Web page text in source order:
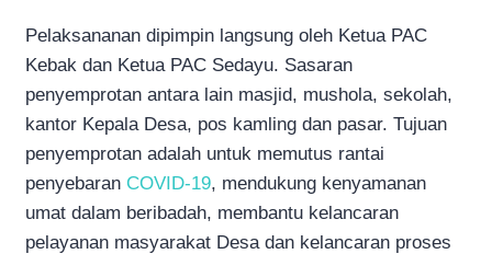
Pelaksananan dipimpin langsung oleh Ketua PAC
Kebak dan Ketua PAC Sedayu. Sasaran
penyemprotan antara lain masjid, mushola, sekolah,
kantor Kepala Desa, pos kamling dan pasar. Tujuan
penyemprotan adalah untuk memutus rantai
penyebaran COVID-19, mendukung kenyamanan
umat dalam beribadah, membantu kelancaran
pelayanan masyarakat Desa dan kelancaran proses